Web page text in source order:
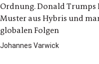
Ordnung. Donald
Muster aus Hybris und
globalen Folgen
Johannes Varwick